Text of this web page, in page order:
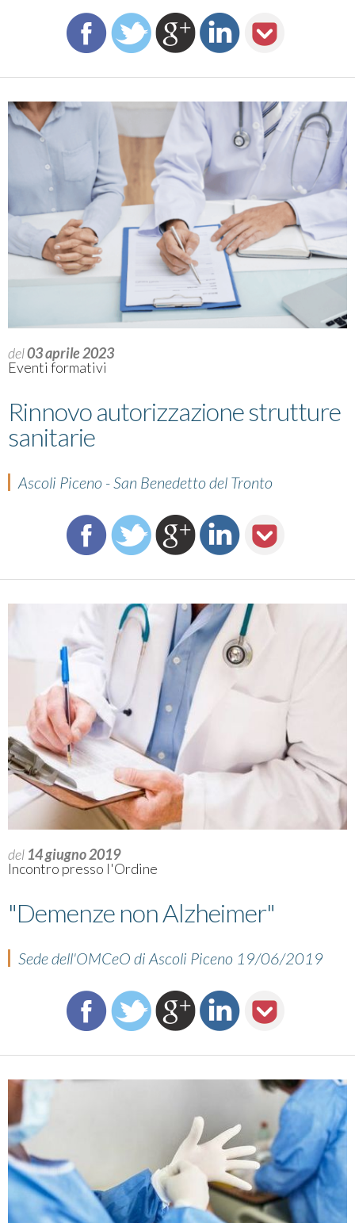
del03 aprile 2023
Eventi formativi
Rinnovo autorizzazione strutture
sanitarie
Ascoli Piceno - San Benedetto del Tronto
del 14 giugno 2019
Incontro presso l'Ordine
"Demenze non Alzheimer"
Sede dell'OMCeO di Ascoli Piceno 19/06/2019